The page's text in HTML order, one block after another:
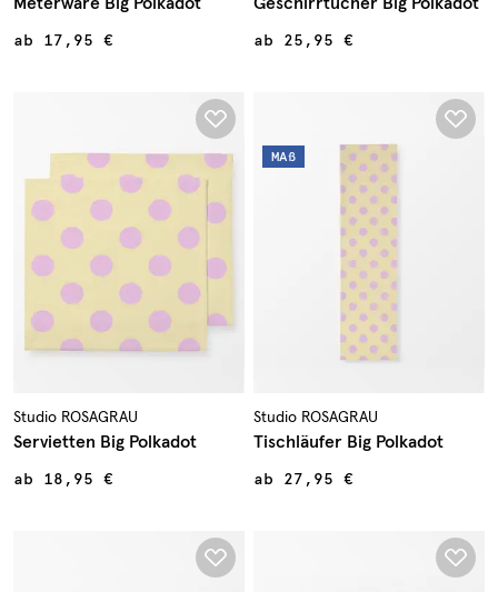
ab 17,95 € ab 25,95 €
Studio ROSAGRAU
Servietten Big Polkadot
ab 18,95 €
MAß
Studio ROSAGRAU
Tischläufer Big Polkadot
ab 27,95 €